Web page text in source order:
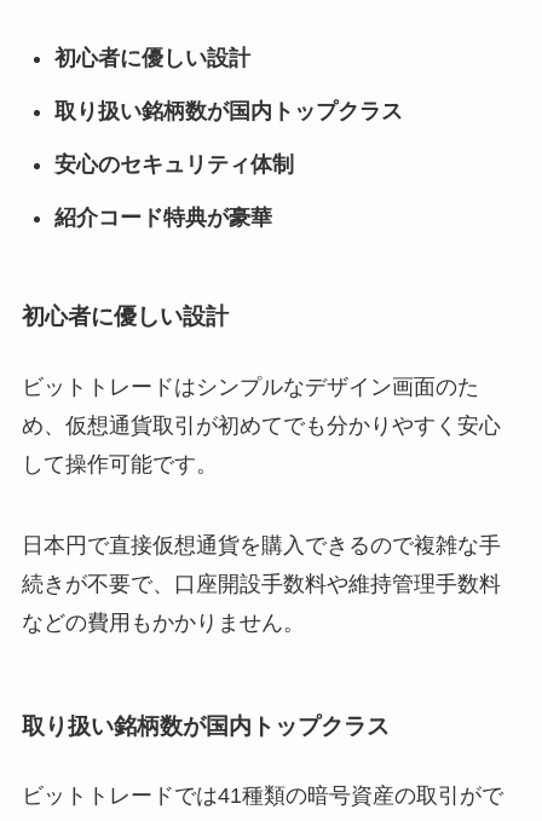
初心者に優しい設計
取り扱い銘柄数が国内トップクラス
安心のセキュリティ体制
紹介コード特典が豪華
初心者に優しい設計
ビットトレードはシンプルなデザイン画面のた
め、仮想通貨取引が初めてでも分かりやすく安心
して操作可能です。
日本円で直接仮想通貨を購入できるので複雑な手
続きが不要で、口座開設手数料や維持管理手数料
などの費用もかかりません。
取り扱い銘柄数が国内トップクラス
ビットトレードでは41種類の暗号資産の取引がで